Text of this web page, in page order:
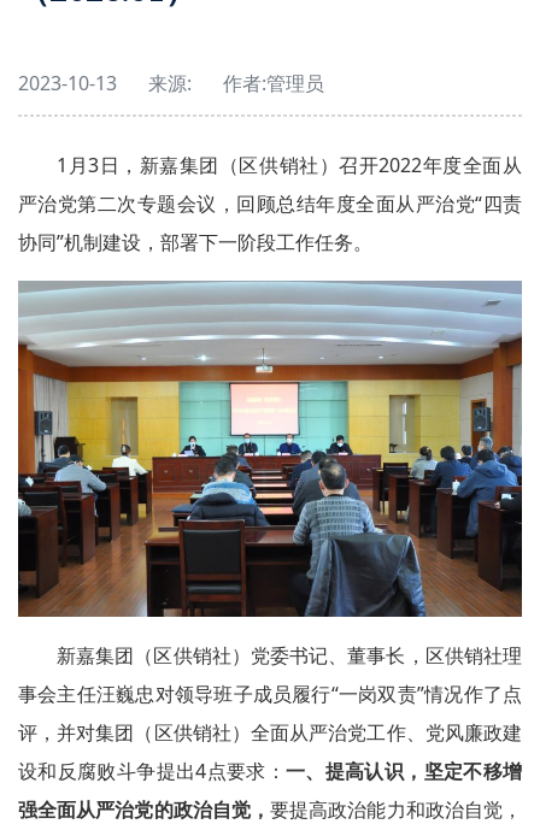
2023-10-13 来源: 作者:管理员
1月3日，新嘉集团（区供销社）召开2022年度全面从
严治党第二次专题会议，回顾总结年度全面从严治党“四责
协同”机制建设，部署下一阶段工作任务。
新嘉集团（区供销社）党委书记、董事长，区供销社理
事会主任汪巍忠对领导班子成员履行“一岗双责”情况作了点
评，并对集团（区供销社）全面从严治党工作、党风廉政建
设和反腐败斗争提出4点要求：一、提高认识，坚定不移增
强全面从严治党的政治自觉，要提高政治能力和政治自觉，